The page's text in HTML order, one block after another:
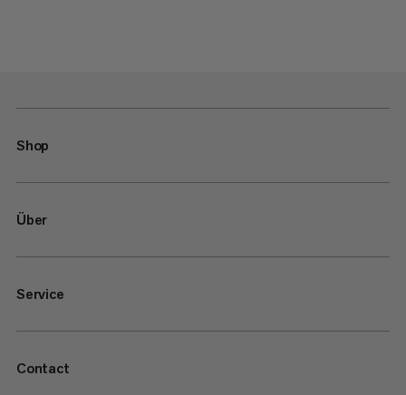
Shop
Über
Service
Contact